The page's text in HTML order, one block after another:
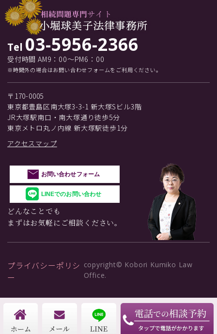
Tel 03-5956-2366
受付時間 AM9：00～PM6：00
※時間外の場合はお問い合わせフォームをご利用ください。
〒170-0005
東京都豊島区南大塚3-3-1 新大塚Sビル3階
JR大塚駅南口・南大塚通り徒歩5分
東京メトロ丸ノ内線 新大塚駅徒歩1分
アクセスマップ
お問い合わせフォーム
LINEでのお問い合わせ
どんなことでも
まずはお気軽にご相談ください。
プライバシーポリシ
ー
copyright© Kobori Kumiko Law
Office.